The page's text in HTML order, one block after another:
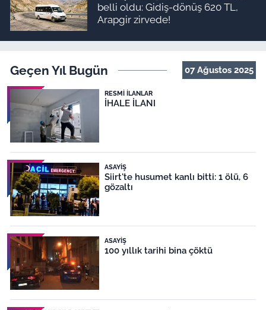
belli oldu: Gidiş-dönüş 620 TL,
Arapgir zirvede!
Geçen Yıl Bugün 07 Ağustos 2025
RESMI İLANLAR
İHALE İLANI
ASAYIŞ
Siirt'te husumet kanlı bitti: 1 ölü, 6
gözaltı
ASAYIŞ
100 yıllık tarihi bina çöktü